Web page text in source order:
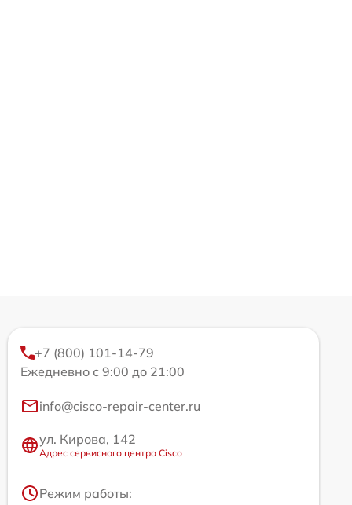
+7 (800) 101-14-79
Ежедневно с 9:00 до 21:00
info@cisco-repair-center.ru
ул. Кирова, 142
Адрес сервисного центра Cisco
Режим работы: